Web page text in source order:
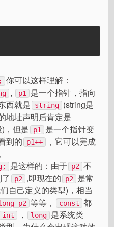
你可以这样理解：
, p1 是一个指针，指向
西就是 string (string是
地址声明后肯定是
，但是 p1 是一个指针变
到的
p1++
，它可以完成
是这样的：由于 p2 不
p2 ,即现在的 p2 是常
自己定义的类型)，相当
p2 等等， const 都
int ， long 是系统类